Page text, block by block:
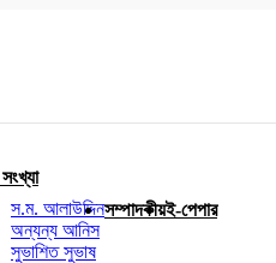
স.ম. আলাউদ্দিন
অন্যন্য আনিস
সুভাশিত সুভাষ
সম্পাদকীয়ই-পেপার